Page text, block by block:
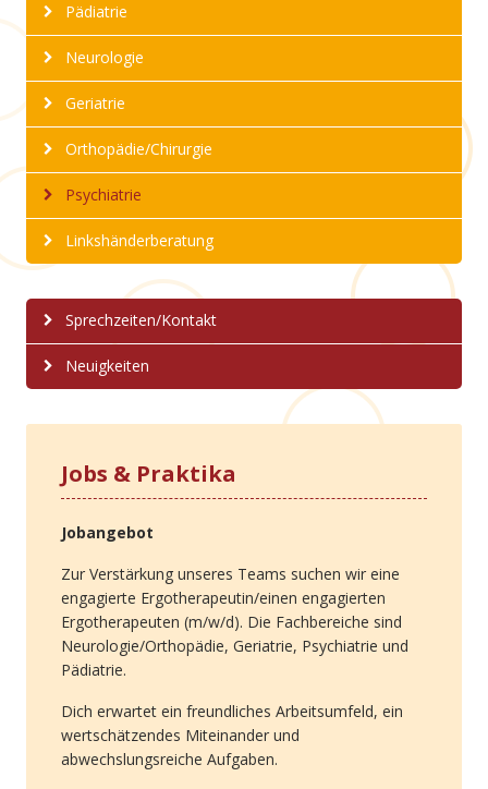
Pädiatrie
Neurologie
Geriatrie
Orthopädie/Chirurgie
Psychiatrie
Linkshänderberatung
Sprechzeiten/Kontakt
Neuigkeiten
Jobs & Praktika
Jobangebot
Zur Verstärkung unseres Teams suchen wir eine
engagierte Ergotherapeutin/einen engagierten
Ergotherapeuten (m/w/d). Die Fachbereiche sind
Neurologie/Orthopädie, Geriatrie, Psychiatrie und
Pädiatrie.
Dich erwartet ein freundliches Arbeitsumfeld, ein
wertschätzendes Miteinander und
abwechslungsreiche Aufgaben.